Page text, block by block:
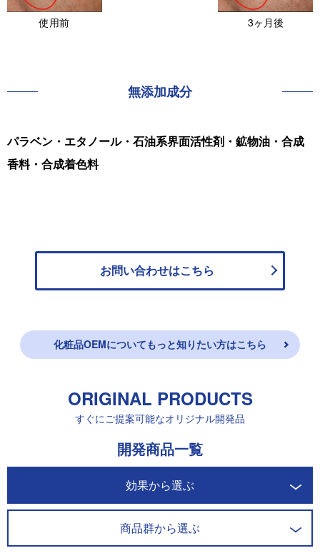
使用前 3ヶ月後
無添加成分
パラベン・エタノール・石油系界面活性剤・鉱物油・合成
香料・合成着色料
お問い合わせはこちら
化粧品OEMについてもっと知りたい方はこちら
ORIGINAL PRODUCTS
すぐにご提案可能なオリジナル開発品
開発商品一覧
効果から選ぶ
商品群から選ぶ